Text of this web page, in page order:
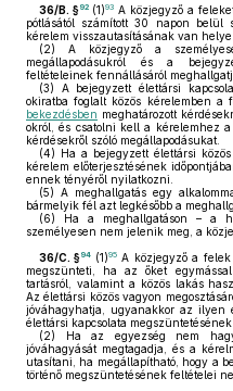
36/B. §92 (1)93A közjegyző a
pótlásától számított 30 napon belül
kérelem visszautasításának van helye.
(2) A közjegyző a
megállapodásukról és a
feltételeinek fennállásáról
(3) A bejegyzett élettársi
okiratba foglalt közös kérelemben
bekezdésben meghatározott
okról, és csatolni kell a kérelemhez
kérdésekről szóló megállapodásukat.
(4) Ha a bejegyzett élettársi
kérelem előterjesztésének
ennek tényéről nyilatkozni.
(5) A meghallgatás egy
bármelyik fél azt legkésőbb a
(6) Ha a meghallgatáson – a
személyesen nem jelenik meg, a
36/C. §94 (1)95A közjegyző a felek
megszünteti, ha az őket
tartásról, valamint a közös lakás
Az élettársi közös vagyon
jóváhagyhatja, ugyanakkor az ilyen
élettársi kapcsolata
(2) Ha az egyezség nem
jóváhagyását megtagadja, és a
utasítani, ha megállapítható, hogy a
történő megszüntetésének feltételei